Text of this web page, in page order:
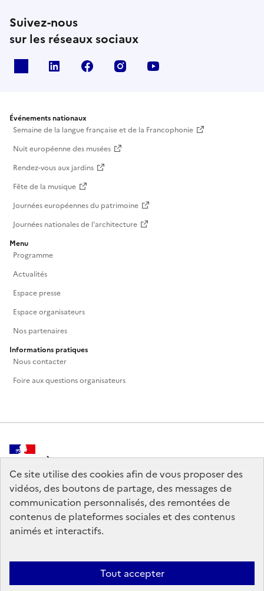
Ce site utilise des cookies afin de vous proposer des
vidéos, des boutons de partage, des messages de
communication personnalisés, des remontées de
contenus de plateformes sociales et des contenus
animés et interactifs.
Tout accepter
Suivez-nous
sur les réseaux sociaux
Linkedin Facebook Instagram
Événements nationaux
Semaine de la langue française et de la Francophonie
Nuit européenne des musées
Rendez-vous aux jardins
Fête de la musique
Journées européennes du patrimoine
Journées nationales de l'architecture
Menu
Programme
Actualités
Espace presse
Espace organisateurs
Nos partenaires
Informations pratiques
Nous contacter
Foire aux questions organisateurs
MINISTÈRE
DE LA CULTURE
legifrance.gouv.fr
service-public.gouv.fr
data.gouv.fr